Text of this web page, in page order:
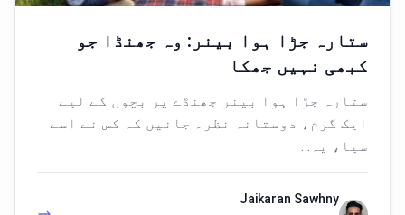
ستارہ جڑا ہوا بینر: وہ جھنڈا جو
کبھی نہیں جھکا
ستارہ جڑا ہوا بینر جھنڈے پر بچوں کے لیے
ایک گرم، دوستانہ نظر۔ جانیں کہ کس نے اسے
سیا، یہ…
Jaikaran Sawhny